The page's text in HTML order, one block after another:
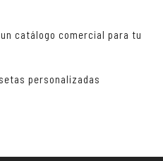
catálogo comercial para tu
personalizadas